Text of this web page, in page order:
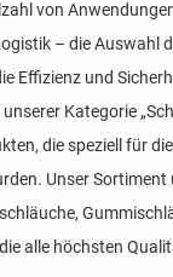
von
– die Auswahl
Effizienz und
Kategorie
die speziell für
Unser Sortiment
alle höchsten